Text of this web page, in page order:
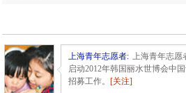
上海青年志愿者: 上海青年志愿
启动2012年韩国丽水世博会中
招募工作。 [关注]